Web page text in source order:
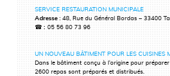
SERVICE RESTAURATION MUNICIPALE
Adresse : 48, Rue du Général Bordas – 33400
☎ : 05 56 80 73 96
UN NOUVEAU BÂTIMENT POUR LES CUISINES
Dans le bâtiment conçu à l’origine pour
2600 repas sont préparés et distribués.